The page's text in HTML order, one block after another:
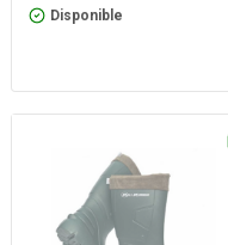
Disponible